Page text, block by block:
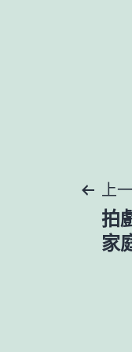
文
章
上
拍
家